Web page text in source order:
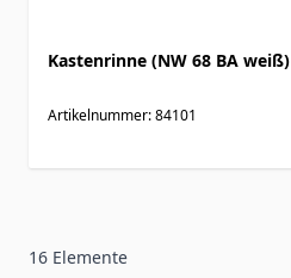
Kastenrinne (NW 68 BA weiß)
Artikelnummer: 84101
16 Elemente